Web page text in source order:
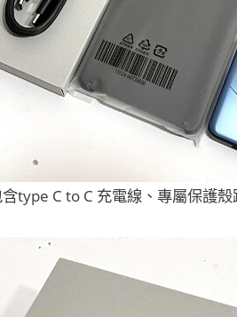
type C to C 充電線、專屬保護